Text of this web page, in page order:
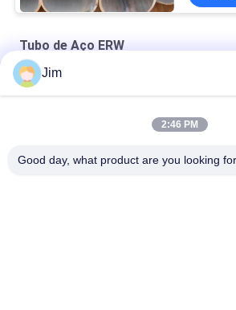
Tubo de Aço ERW
Astm A53 Gr.B 4" Sch60 ERW Tubos de
Jim
2:46 PM
Good day, what product are you looking